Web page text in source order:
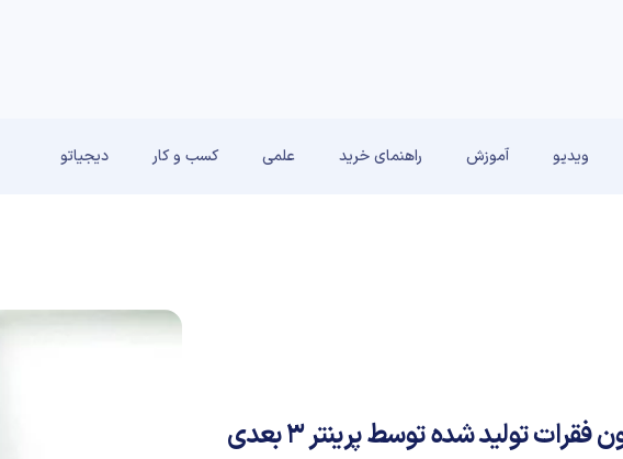
ویدیو آموزش راهنمای خرید علمی کسب و کار دیجیاتو
به کارگیری اولین مهره ستون فقرات تولید شده توسط پرینتر ۳ بعدی